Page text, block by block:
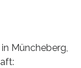
Müncheberg,